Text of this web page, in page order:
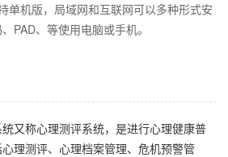
单机版，局域网和互联网可以多种形式安
PAD、等使用电脑或手机。
又称心理测评系统，是进行心理健康普
理测评、心理档案管理、危机预警管